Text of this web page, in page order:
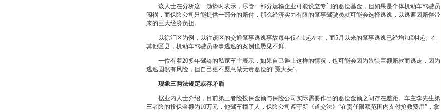
该人士在分析这一趋势时表示，尽管一部分运输企业可能设立专门的赔偿基金，但如果是个体机动车驾驶员
闯祸，而保险公司只能提供一部分的赔付，那么经济实力有限的肇事驾驶员就可能会选择逃逸，以逃避因赔偿带
来的巨大经济负担。
以徐汇区为例，以往该区的交通肇事逃逸事故每年仅在1起左右，而5月以来的肇事逃逸已经增加到4起。在
其他区县，机动车驾驶员肇事逃逸的案例也屡见不鲜。
一位有着20多年驾龄的私家车主表示，如果自己遇上这样的情况，也可能会因为畏惧巨额赔款而逃走，因为
逃逸固然有风险，但自己更不愿意做无责赔偿的“冤大头”。
现象三两法规定或存矛盾
据业内人士介绍，目前第三者险投保金额与保险公司实际需要作出的赔偿金额之间存在差距。车主李先生第
三者险的投保金额为10万元，他驾车撞了人，保险公司遵守新《道交法》“在责任限额范围内支付抢救费用”，拿